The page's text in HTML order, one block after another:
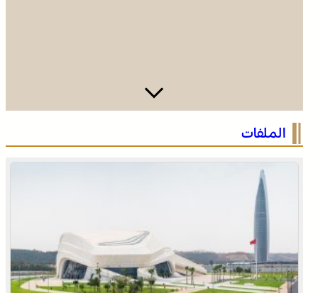
الصحراء المغربية .. كولومبيا تعلن تغييرا في موقفها وتعترف
بسيادة المغرب على صحرائه
الملفات